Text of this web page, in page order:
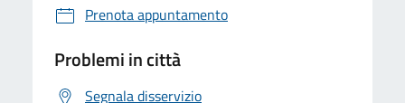
Prenota appuntamento
Problemi in città
Segnala disservizio